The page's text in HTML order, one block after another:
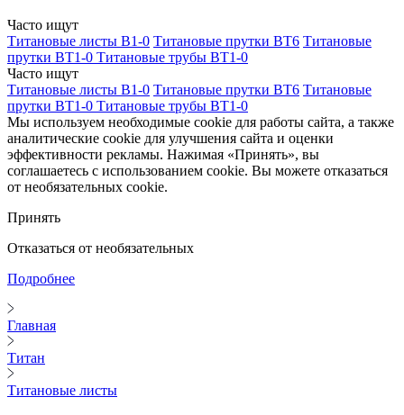
Часто ищут
Титановые листы В1-0 Титановые прутки ВТ6 Титановые
прутки ВТ1-0 Титановые трубы ВТ1-0
Часто ищут
Титановые листы В1-0 Титановые прутки ВТ6 Титановые
прутки ВТ1-0 Титановые трубы ВТ1-0
Мы используем необходимые cookie для работы сайта, а также
аналитические cookie для улучшения сайта и оценки
эффективности рекламы. Нажимая «Принять», вы
соглашаетесь с использованием cookie. Вы можете отказаться
от необязательных cookie.
Принять
Отказаться от необязательных
Подробнее
Главная
Титан
Титановые листы